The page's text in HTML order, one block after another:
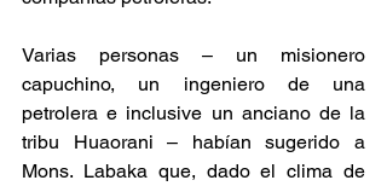
Varias personas – un misionero
capuchino, un ingeniero de una
petrolera e inclusive un anciano de la
tribu Huaorani – habían sugerido a
Mons. Labaka que, dado el clima de